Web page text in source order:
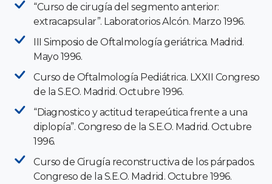
“Curso de cirugía del segmento anterior:
extracapsular”. Laboratorios Alcón. Marzo 1996.
III Simposio de Oftalmología geriátrica. Madrid.
Mayo 1996.
Curso de Oftalmología Pediátrica. LXXII Congreso
de la S.EO. Madrid. Octubre 1996.
“Diagnostico y actitud terapeútica frente a una
diplopía”. Congreso de la S.E.O. Madrid. Octubre
1996.
Curso de Cirugía reconstructiva de los párpados.
Congreso de la S.E.O. Madrid. Octubre 1996.